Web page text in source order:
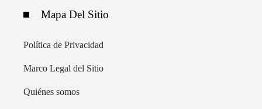
Mapa Del Sitio
Política de Privacidad
Marco Legal del Sitio
Quiénes somos